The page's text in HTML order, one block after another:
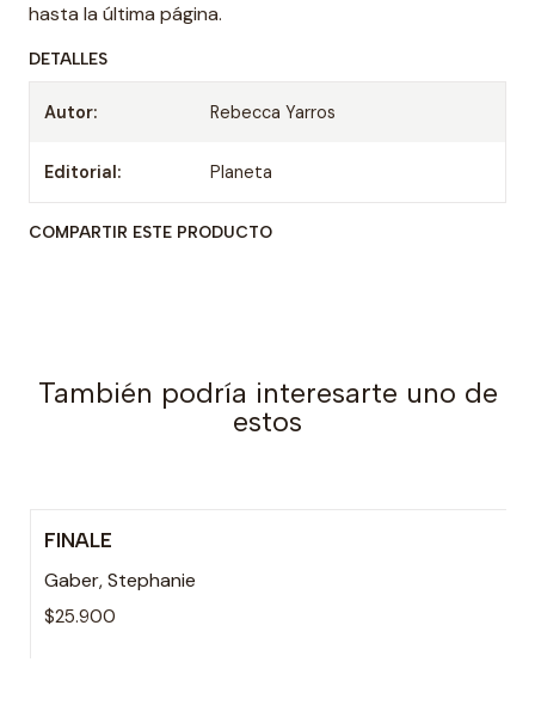
hasta la última página.
DETALLES
Autor: Rebecca Yarros
Editorial: Planeta
COMPARTIR ESTE PRODUCTO
También podría interesarte uno de
estos
FINALE
Gaber, Stephanie
$25.900